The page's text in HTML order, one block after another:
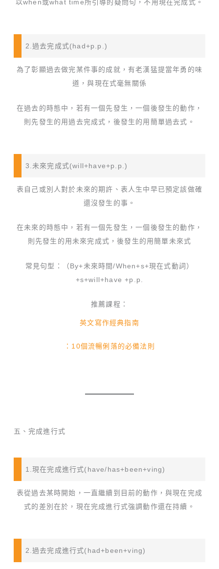
以when或what time所引導的疑問句，不用現在完成式。
2.過去完成式(had+p.p.)
為了彰顯過去做完某件事的成就，有老漢猛提當年勇的味
道，與現在式毫無關係
在過去的時態中，若有一個先發生，一個後發生的動作，
則先發生的用過去完成式，後發生的用簡單過去式。
3.未來完成式(will+have+p.p.)
表自己或別人對於未來的期許、表人生中早已預定該做確
還沒發生的事。
在未來的時態中，若有一個先發生，一個後發生的動作，
則先發生的用未來完成式，後發生的用簡單未來式
常見句型：（By+未來時間/When+s+現在式動詞）
+s+will+have +p.p.
推薦課程：
英文寫作經典指南
：10個流暢俐落的必備法則
五、完成進行式
1.現在完成進行式(have/has+been+ving)
表從過去某時開始，一直繼續到目前的動作，與現在完成
式的差別在於，現在完成進行式強調動作還在持續。
2.過去完成進行式(had+been+ving)